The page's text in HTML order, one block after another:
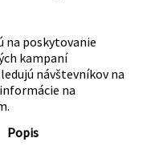
na poskytovanie
kampaní
návštevníkov na
na
Popis